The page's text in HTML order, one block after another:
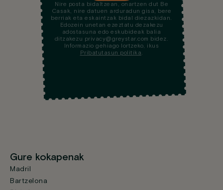
Nire posta bidaltzean, onartzen dut Be
Casak, nire datuen arduradun gisa, bere
berriak eta eskaintzak bidal diezazkidan.
Edozein unetan ezeztatu dezakezu
adostasuna edo eskubideak balia
ditzakezu privacy@greystar.com bidez.
Informazio gehiago lortzeko, ikus
Pribatutasun politika.
Gure kokapenak
Madril
Bartzelona